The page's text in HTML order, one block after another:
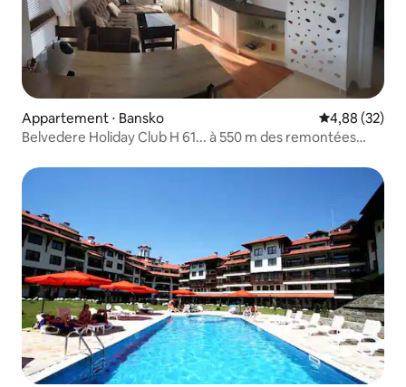
Appartement ⋅ Bansko Évaluation
4,88 (32)
Belvedere Holiday Club H 61... à 550 m des remontées